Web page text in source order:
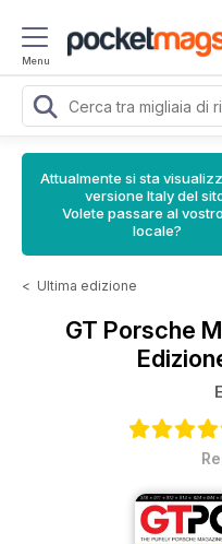
Menu
Attualmente si sta
versione Italy del
Volete passare al
locale?
< Ultima edizione
GT Porsche